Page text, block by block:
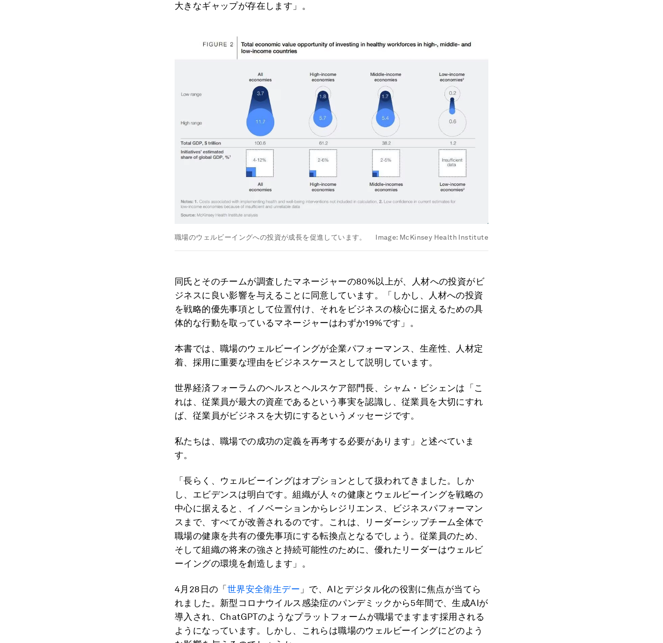
大きなギャップが存在します」。
職場のウェルビーイングへの投資が成長を促進しています。 Image: McKinsey Health Institute
同氏とそのチームが調査したマネージャーの80%以上が、人材への投資がビ
ジネスに良い影響を与えることに同意しています。「しかし、人材への投資
を戦略的優先事項として位置付け、それをビジネスの核心に据えるための具
体的な行動を取っているマネージャーはわずか19%です」。
本書では、職場のウェルビーイングが企業パフォーマンス、生産性、人材定
着、採用に重要な理由をビジネスケースとして説明しています。
世界経済フォーラムのヘルスとヘルスケア部門長、シャム・ビシェンは「こ
れは、従業員が最大の資産であるという事実を認識し、従業員を大切にすれ
ば、従業員がビジネスを大切にするというメッセージです。
私たちは、職場での成功の定義を再考する必要があります」と述べていま
す。
「長らく、ウェルビーイングはオプションとして扱われてきました。しか
し、エビデンスは明白です。組織が人々の健康とウェルビーイングを戦略の
中心に据えると、イノベーションからレジリエンス、ビジネスパフォーマン
スまで、すべてが改善されるのです。これは、リーダーシップチーム全体で
職場の健康を共有の優先事項にする転換点となるでしょう。従業員のため、
そして組織の将来の強さと持続可能性のために、優れたリーダーはウェルビ
ーイングの環境を創造します」。
4月28日の「世界安全衛生デー 」で、AIとデジタル化の役割に焦点が当てら
れました。新型コロナウイルス感染症のパンデミックから5年間で、生成AIが
導入され、ChatGPTのようなプラットフォームが職場でますます採用される
ようになっています。しかし、これらは職場のウェルビーイングにどのよう